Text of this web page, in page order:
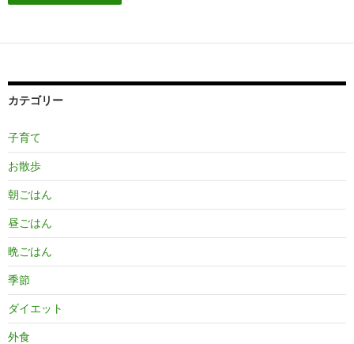
カテゴリー
子育て
お散歩
朝ごはん
昼ごはん
晩ごはん
季節
ダイエット
外食